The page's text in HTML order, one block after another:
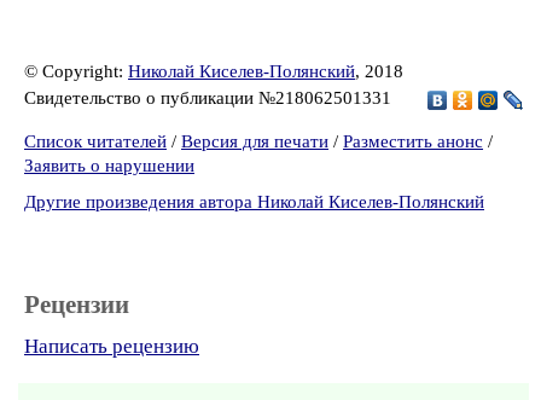
© Copyright: Николай Киселев-Полянский, 2018
Свидетельство о публикации №218062501331
Список читателей / Версия для печати / Разместить анонс /
Заявить о нарушении
Другие произведения автора Николай Киселев-Полянский
Рецензии
Написать рецензию